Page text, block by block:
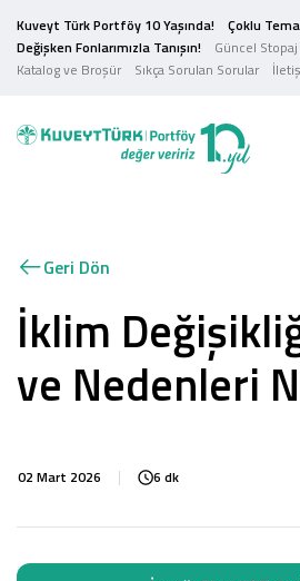
Kuveyt Türk Portföy 10 Yaşında!
Çoklu
Değişken Fonlarımızla Tanışın!
Güncel Stopaj
Katalog ve Broşür
Sıkça Sorulan Sorular
Geri Dön
İklim
ve Nedenleri
02 Mart 2026 6 dk